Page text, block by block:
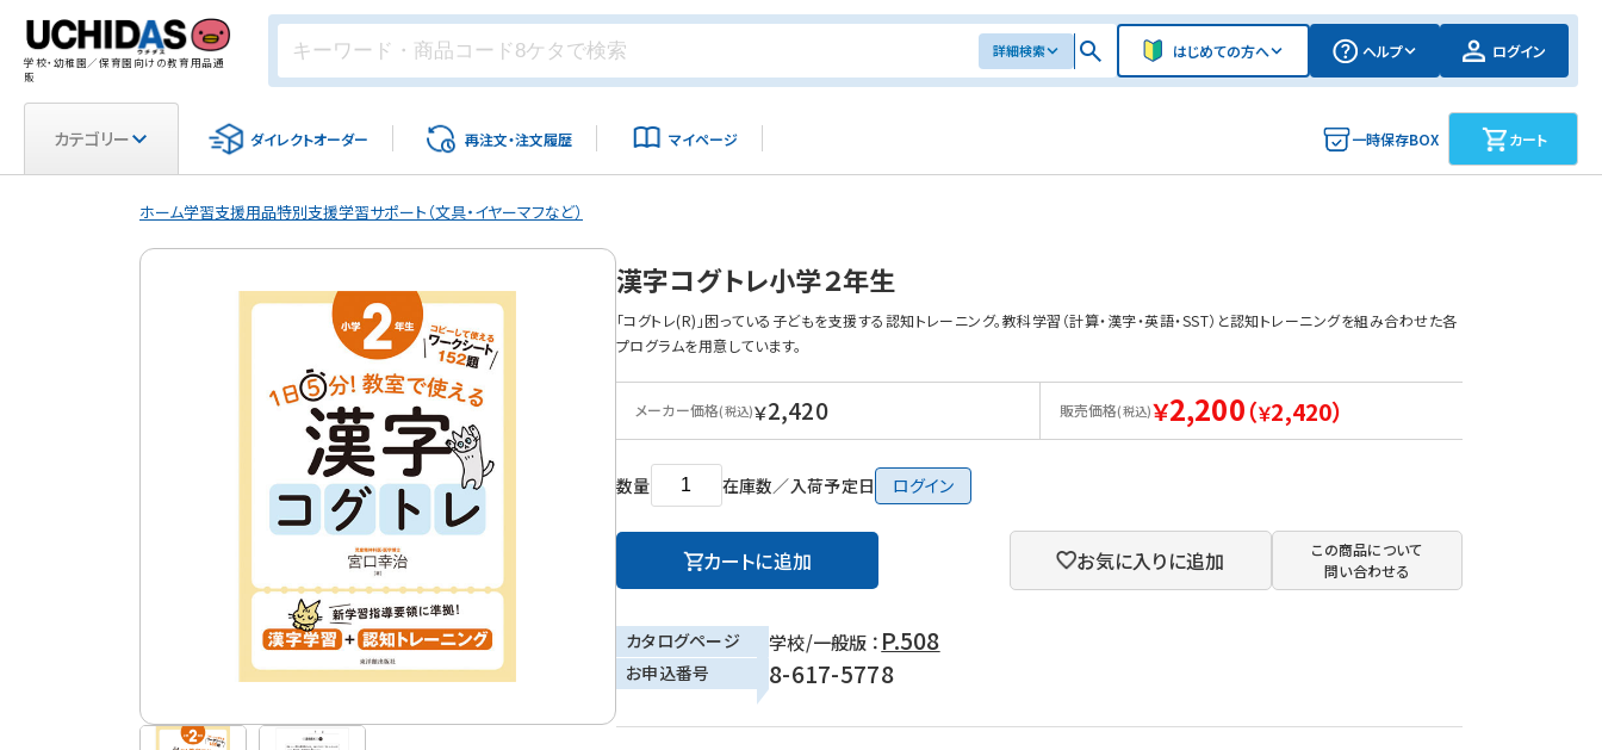
学校・幼稚園／保育園向けの教育用品通
販
詳細検索 はじめての方へ ヘルプ ログイン
カテゴリー ダイレクトオーダー 再注文・注文履歴 マイページ 一時保存BOX カート
ホーム学習支援用品特別支援学習サポート（文具・イヤーマフなど）
漢字コグトレ小学２年生
「コグトレ(R)」困っている子どもを支援する認知トレーニング。教科学習（計算・漢字・英語・SST）と認知トレーニングを組み合わせた各
プログラムを用意しています。
メーカー価格(税込)￥2,420 販売価格(税込)￥2,200（￥2,420）
数量 在庫数／入荷予定日 ログイン
カートに追加 お気に入りに追加
この商品について
問い合わせる
カタログページ 学校/一般版 ： P.508
お申込番号 8-617-5778